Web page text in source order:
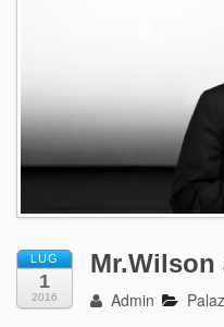
LUG
1
2016
Mr.Wilson
Admin